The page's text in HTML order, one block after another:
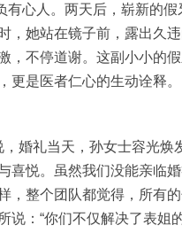
有心人。两天后，崭新的
，她站在镜子前，露出久
，不停道谢。这副小小的
更是医者仁心的生动诠释。
，婚礼当天，孙女士容光焕
喜悦。虽然我们没能亲临
，整个团队都觉得，所有的
说：“你们不仅解决了表姐